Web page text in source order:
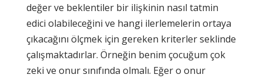
değer ve beklentiler bir ilişkinin nasıl tatmin
edici olabileceğini ve hangi ilerlemelerin ortaya
çıkacağını ölçmek için gereken kriterler seklinde
çalışmaktadırlar. Örneğin benim çocuğum çok
zeki ve onur sınıfında olmalı. Eğer o onur